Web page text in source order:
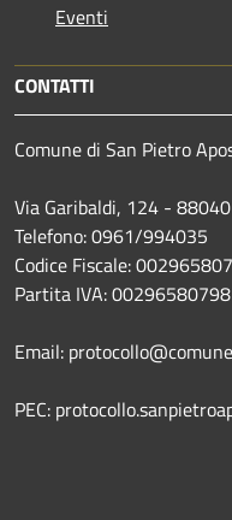
Eventi
CONTATTI
Comune di San Pietro
Via Garibaldi, 124 -
Telefono: 0961/994035
Codice Fiscale:
Partita IVA: 00296580798
Email:
PEC: